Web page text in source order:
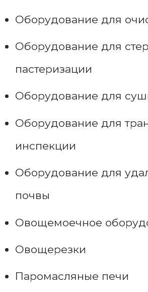
Оборудование для
Оборудование для
пастеризации
Оборудование для
Оборудование для
инспекции
Оборудование для
почвы
Овощемоечное
Овощерезки
Паромасляные печи